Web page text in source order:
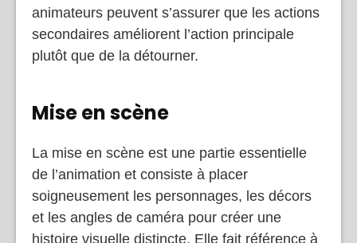
animateurs peuvent s’assurer que les actions
secondaires améliorent l’action principale
plutôt que de la détourner.
Mise en scène
La mise en scène est une partie essentielle
de l’animation et consiste à placer
soigneusement les personnages, les décors
et les angles de caméra pour créer une
histoire visuelle distincte. Elle fait référence à